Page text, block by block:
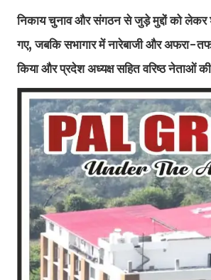
निकाय चुनाव और संगठन से जुड़े मुद्दों को लेकर
गए, जबकि सभागार में नारेबाजी और अफरा-
किया और प्रदेश अध्यक्ष सहित वरिष्ठ नेताओं